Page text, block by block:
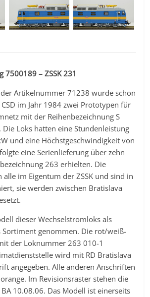
7500189 – ZSSK 231
Artikelnummer 71238 wurde schon
im Jahr 1984 zwei Prototypen für
mit der Reihenbezeichnung S
Loks hatten eine Stundenleistung
und eine Höchstgeschwindigkeit von
eine Serienlieferung über zehn
263 erhielten. Die
alle im Eigentum der ZSSK und sind in
sie werden zwischen Bratislava
dieser Wechselstromloks als
Sortiment genommen. Die rot/weiß-
der Loknummer 263 010-1
wird mit RD Bratislava
angegeben. Alle anderen Anschriften
Im Revisionsraster stehen die
BA 10.08.06. Das Modell ist einerseits